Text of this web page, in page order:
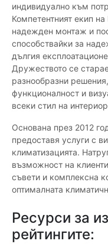
индивидуално към
Компетентният екип
надежден монтаж и
способствайки за
дългия
Дружеството се
разнообразни
функционалност и
всеки стил на
Основана през 2012
предоставя услуги с
климатизацията.
възможност на
съвети и комплексна
оптималната
Ресурси за
рейтингите: